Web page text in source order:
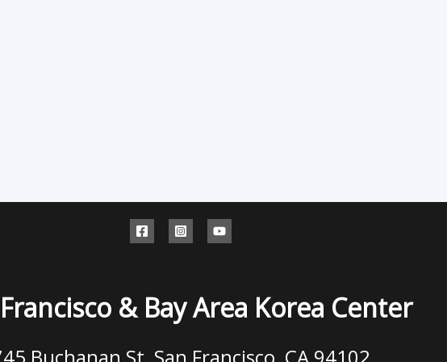
& Bay Area Korea Center